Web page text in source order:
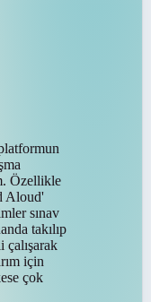
Özellikle
Aloud'
sınav
takılıp
çalışarak
için
çok